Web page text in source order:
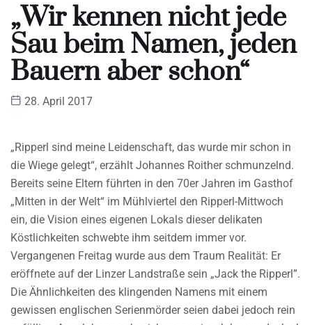
„Wir kennen nicht jede
Sau beim Namen, jeden
Bauern aber schon“
28. April 2017
„Ripperl sind meine Leidenschaft, das wurde mir schon in
die Wiege gelegt“, erzählt Johannes Roither schmunzelnd.
Bereits seine Eltern führten in den 70er Jahren im Gasthof
„Mitten in der Welt“ im Mühlviertel den Ripperl-Mittwoch
ein, die Vision eines eigenen Lokals dieser delikaten
Köstlichkeiten schwebte ihm seitdem immer vor.
Vergangenen Freitag wurde aus dem Traum Realität: Er
eröffnete auf der Linzer Landstraße sein „Jack the Ripperl”.
Die Ähnlichkeiten des klingenden Namens mit einem
gewissen englischen Serienmörder seien dabei jedoch rein